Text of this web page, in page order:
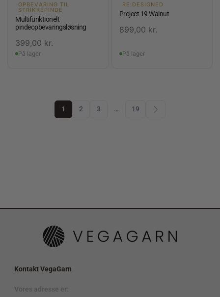
OPBEVARING TIL
STRIKKEPINDE
Multifunktionelt
pindeopbevaringsløsning
399,00 kr.
På lager
RE:DESIGNED
Project 19 Walnut
899,00 kr.
På lager
1 2 3 … 19
Kontakt VegaGarn
Vores adresse er: